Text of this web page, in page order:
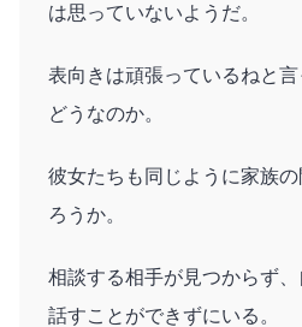
は思っていないようだ。
表向きは頑張っているねと
どうなのか。
彼女たちも同じように家族
ろうか。
相談する相手が見つからず
話すことができずにいる。